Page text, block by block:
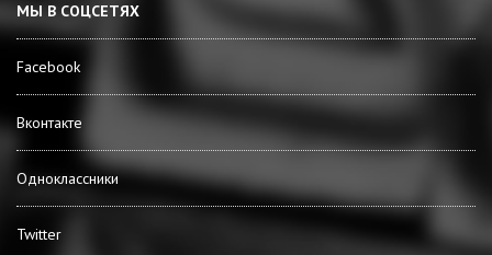
МЫ В СОЦСЕТЯХ
Facebook
Вконтакте
Одноклассники
Twitter